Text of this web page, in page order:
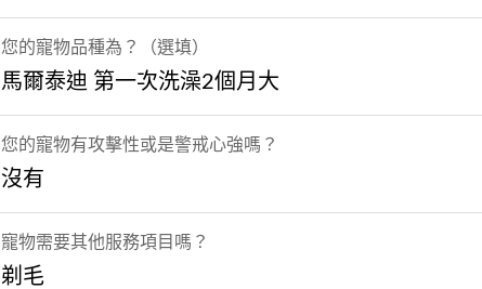
您的寵物品種為？（選填）
馬爾泰迪 第一次洗澡2個月大
您的寵物有攻擊性或是警戒心強嗎？
沒有
寵物需要其他服務項目嗎？
剃毛